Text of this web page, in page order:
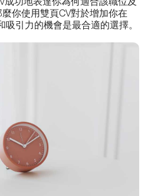
你使用雙頁CV對於增加你在
吸引力的機會是最合適的選擇。